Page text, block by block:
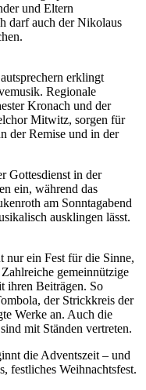
und Eltern
darf auch der Nikolaus
erklingt
Regionale
Kronach und der
Mitwitz, sorgen für
der Remise und in der
Gottesdienst in der
ein, während das
am Sonntagabend
ausklingen lässt.
ein Fest für die Sinne,
gemeinnützige
ihren Beiträgen. So
der Strickkreis der
Werke an. Auch die
mit Ständen vertreten.
die Adventszeit – und
festliches Weihnachtsfest.